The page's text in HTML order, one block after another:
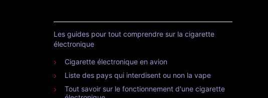
Les guides pour tout comprendre sur la cigarette
électronique
Cigarette électronique en avion
Liste des pays qui interdisent ou non la vape
Tout savoir sur le fonctionnement d'une cigarette